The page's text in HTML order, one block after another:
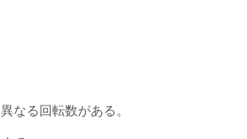
る回転数がある。